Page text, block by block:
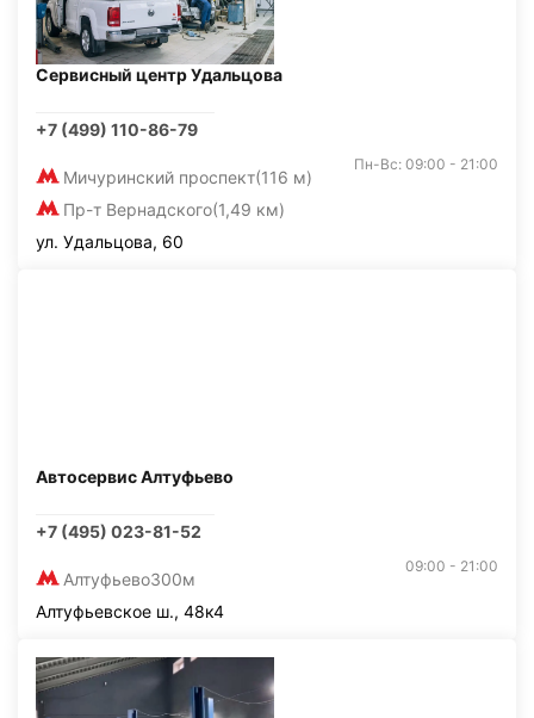
Сервисный центр Удальцова
+7 (499) 110-86-79
Мичуринский проспект(116 м)
Пр-т Вернадского(1,49 км)
Пн-Вс: 09:00 - 21:00
ул. Удальцова, 60
Автосервис Алтуфьево
+7 (495) 023-81-52
Алтуфьево300м
09:00 - 21:00
Алтуфьевское ш., 48к4